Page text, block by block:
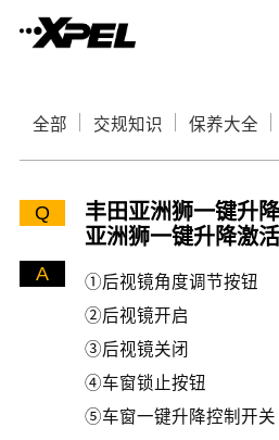
全部 交规知识 保养大全
Q
丰田亚洲狮一键升
亚洲狮一键升降激
A
①后视镜角度调节按钮
②后视镜开启
③后视镜关闭
④车窗锁止按钮
⑤车窗一键升降控制开关